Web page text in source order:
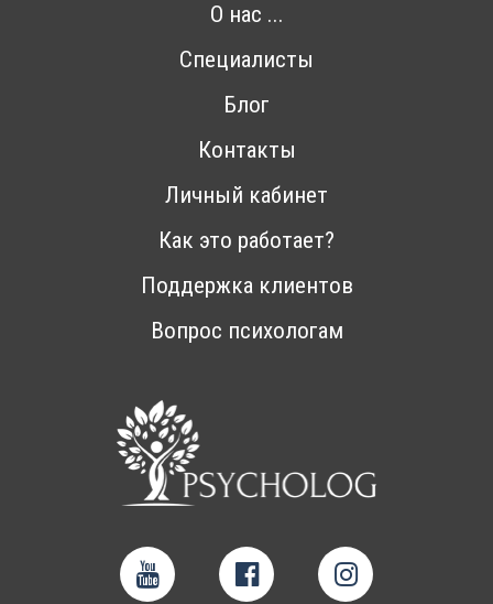
О нас ...
Специалисты
Блог
Контакты
Личный кабинет
Как это работает?
Поддержка клиентов
Вопрос психологам